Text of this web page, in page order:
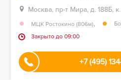
Москва, пр-т Мира, д. 188Б,
МЦК Ростокино (806м),
Закрыто до 09:00
+7 (495)